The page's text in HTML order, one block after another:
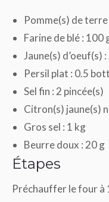
Pomme(s) de
Farine de blé : 100
Jaune(s) d’oeuf(s)
Persil plat : 0.5
Sel fin : 2 pincée(s)
Citron(s) jaune(s)
Gros sel : 1 kg
Beurre doux : 20 g
Étapes
Préchauffer le four à